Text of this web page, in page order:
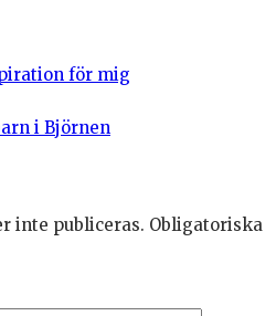
för mig
i Björnen
inte publiceras. Obligatoriska